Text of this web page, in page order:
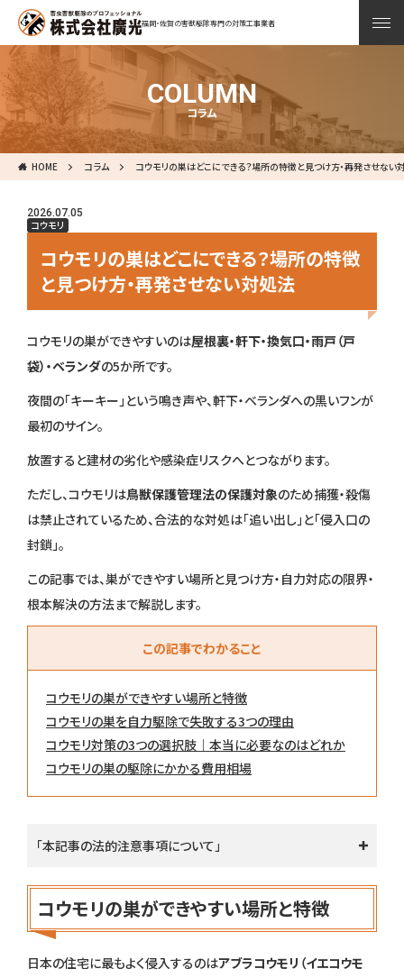
福岡・佐賀の害獣駆除専門の対策工事業者
COLUMN
コラム
HOME コラム コウモリの巣はどこにできる？場所の特徴と見つけ方・再発させない
2026.07.05
コウモリ
コウモリの巣はどこにできる？場所の特徴
と見つけ方・再発させない対処法
コウモリの巣ができやすいのは屋根裏・軒下・換気口・雨戸（戸
袋）・ベランダの5か所です。
夜間の「キーキー」という鳴き声や、軒下・ベランダへの黒いフンが
最初のサイン。
放置すると建材の劣化や感染症リスクへとつながります。
ただし、コウモリは鳥獣保護管理法の保護対象のため捕獲・殺傷
は禁止されているため、合法的な対処は「追い出し」と「侵入口の
封鎖」。
この記事では、巣ができやすい場所と見つけ方・自力対応の限界・
根本解決の方法まで解説します。
この記事でわかること
コウモリの巣ができやすい場所と特徴
コウモリの巣を自力駆除で失敗する3つの理由
コウモリ対策の3つの選択肢｜本当に必要なのはどれか
コウモリの巣の駆除にかかる費用相場
「本記事の法的注意事項について」
コウモリの巣ができやすい場所と特徴
日本の住宅に最もよく侵入するのはアブラコウモリ（イエコウモ